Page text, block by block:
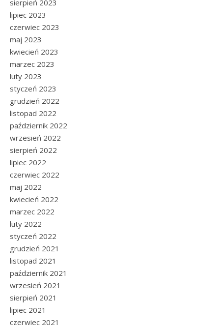
sierpień 2023
lipiec 2023
czerwiec 2023
maj 2023
kwiecień 2023
marzec 2023
luty 2023
styczeń 2023
grudzień 2022
listopad 2022
październik 2022
wrzesień 2022
sierpień 2022
lipiec 2022
czerwiec 2022
maj 2022
kwiecień 2022
marzec 2022
luty 2022
styczeń 2022
grudzień 2021
listopad 2021
październik 2021
wrzesień 2021
sierpień 2021
lipiec 2021
czerwiec 2021